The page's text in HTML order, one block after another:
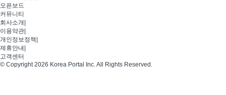
오픈보드
커뮤니티
회사소개
이용약관
개인정보정책
제휴안내
고객센터
© Copyright 2026 Korea Portal Inc. All Rights Reserved.